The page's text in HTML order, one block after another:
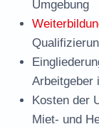
Umgebung
Arbeitgeber
Kosten der
Miet- und